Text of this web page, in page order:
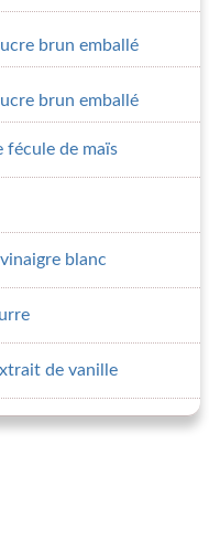
brun emballé
brun emballé
fécule de maïs
blanc
de vanille